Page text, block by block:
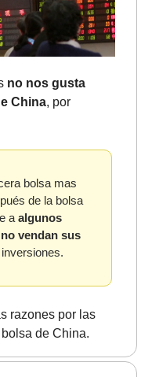
no nos gusta
China, por
bolsa mas
de la bolsa
a algunos
no vendan sus
razones por las
de China.